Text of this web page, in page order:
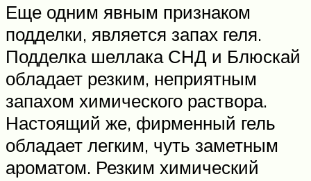
Еще одним явным признаком
подделки, является запах геля.
Подделка шеллака СНД и Блюскай
обладает резким, неприятным
запахом химического раствора.
Настоящий же, фирменный гель
обладает легким, чуть заметным
ароматом. Резким химический